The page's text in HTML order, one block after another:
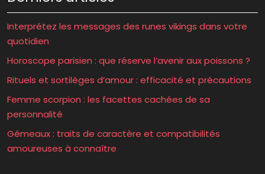
Interprétez les messages des runes vikings dans votre
quotidien
Horoscope parisien : que réserve l’avenir aux poissons ?
Rituels et sortilèges d’amour : efficacité et précautions
Femme scorpion : les facettes cachées de sa
personnalité
Gémeaux : traits de caractère et compatibilités
amoureuses à connaître